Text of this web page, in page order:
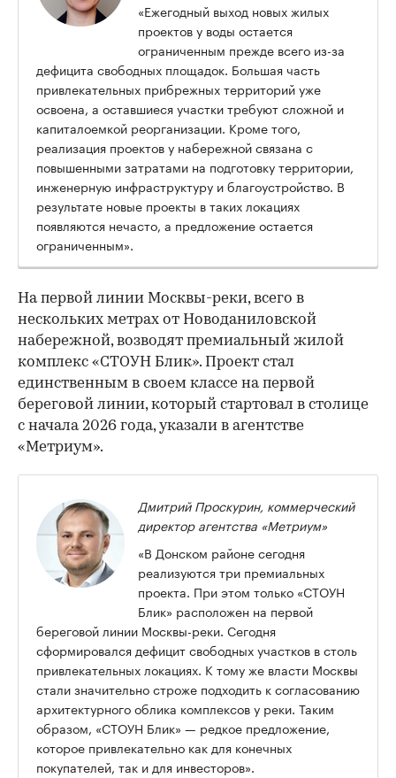
«Ежегодный выход новых жилых
проектов у воды остается
ограниченным прежде всего из-за
дефицита свободных площадок. Большая часть
привлекательных прибрежных территорий уже
освоена, а оставшиеся участки требуют сложной и
капиталоемкой реорганизации. Кроме того,
реализация проектов у набережной связана с
повышенными затратами на подготовку территории,
инженерную инфраструктуру и благоустройство. В
результате новые проекты в таких локациях
появляются нечасто, а предложение остается
ограниченным».
На первой линии Москвы-реки, всего в
нескольких метрах от Новоданиловской
набережной, возводят премиальный жилой
комплекс «СТОУН Блик». Проект стал
единственным в своем классе на первой
береговой линии, который стартовал в столице
с начала 2026 года, указали в агентстве
«Метриум».
Дмитрий Проскурин, коммерческий
директор агентства «Метриум»
«В Донском районе сегодня
реализуются три премиальных
проекта. При этом только «СТОУН
Блик» расположен на первой
береговой линии Москвы-реки. Сегодня
сформировался дефицит свободных участков в столь
привлекательных локациях. К тому же власти Москвы
стали значительно строже подходить к согласованию
архитектурного облика комплексов у реки. Таким
образом, «СТОУН Блик» — редкое предложение,
которое привлекательно как для конечных
покупателей, так и для инвесторов».